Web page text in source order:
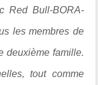
Red Bull-BORA-
les membres de
deuxième famille.
tout comme